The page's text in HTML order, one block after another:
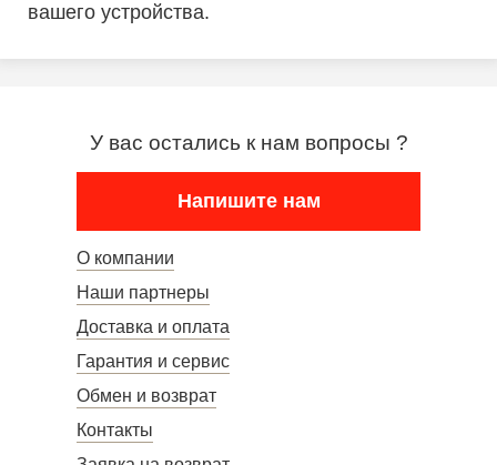
вашего устройства.
У вас остались к нам вопросы ?
Напишите нам
О компании
Наши партнеры
Доставка и оплата
Гарантия и сервис
Обмен и возврат
Контакты